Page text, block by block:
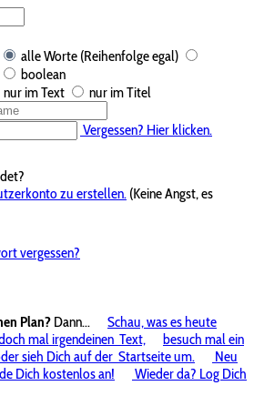
alle Worte (Reihenfolge egal)
boolean
nur im Text
nur im Titel
Vergessen? Hier klicken.
zu erstellen. (Keine Angst, es
vergessen?
Plan? Dann...
Schau, was es heute
mal irgendeinen Text,
besuch mal ein
sieh Dich auf der Startseite um.
Neu
Dich kostenlos an!
Wieder da? Log Dich